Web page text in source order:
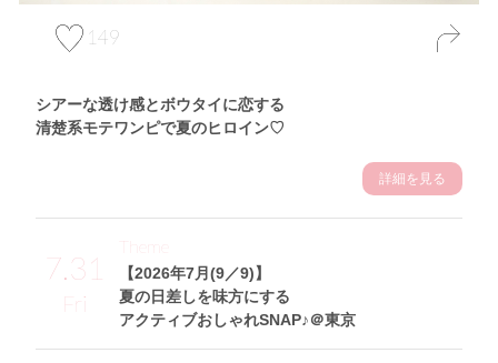
149
シアーな透け感とボウタイに恋する
清楚系モテワンピで夏のヒロイン♡
詳細を見る
7.31
Fri
【2026年7月(9／9)】
夏の日差しを味方にする
アクティブおしゃれSNAP♪＠東京
Theme